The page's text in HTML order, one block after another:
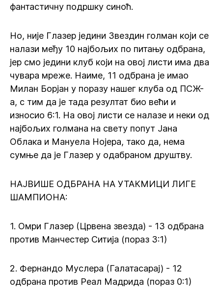
фантастичну подршку синоћ.
Но, није Глазер једини Звездин голман који се
налази међу 10 најбољих по питању одбрана,
јер смо једини клуб који на овој листи има два
чувара мреже. Наиме, 11 одбрана је имао
Милан Борјан у поразу нашег клуба од ПСЖ-
а, с тим да је тада резултат био већи и
износио 6:1. На овој листи се налазе и неки од
најбољих голмана на свету попут Јана
Облака и Мануела Нојера, тако да, нема
сумње да је Глазер у одабраном друштву.
НАЈВИШЕ ОДБРАНА НА УТАКМИЦИ ЛИГЕ
ШАМПИОНА:
1. Омри Глазер (Црвена звезда) - 13 одбрана
против Манчестер Ситија (пораз 3:1)
2. Фернандо Муслера (Галатасарај) - 12
одбрана против Реал Мадрида (пораз 0:1)